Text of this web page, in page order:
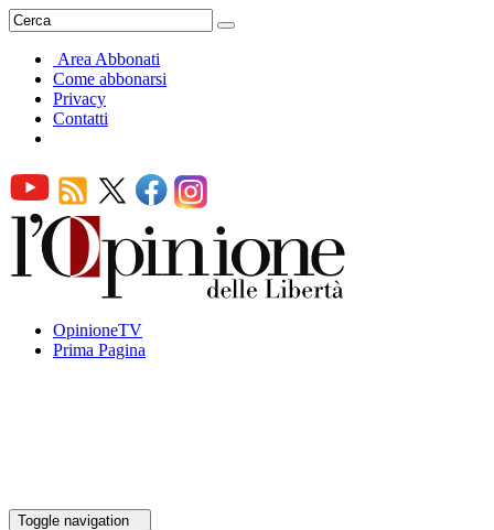
Area Abbonati
Come abbonarsi
Privacy
Contatti
OpinioneTV
Prima Pagina
Toggle navigation